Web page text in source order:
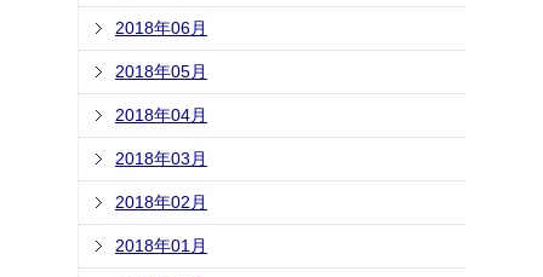
2018年06月
2018年05月
2018年04月
2018年03月
2018年02月
2018年01月